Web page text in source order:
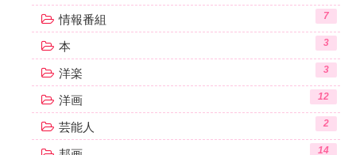
情報番組 7
本 3
洋楽 3
洋画 12
芸能人 2
14